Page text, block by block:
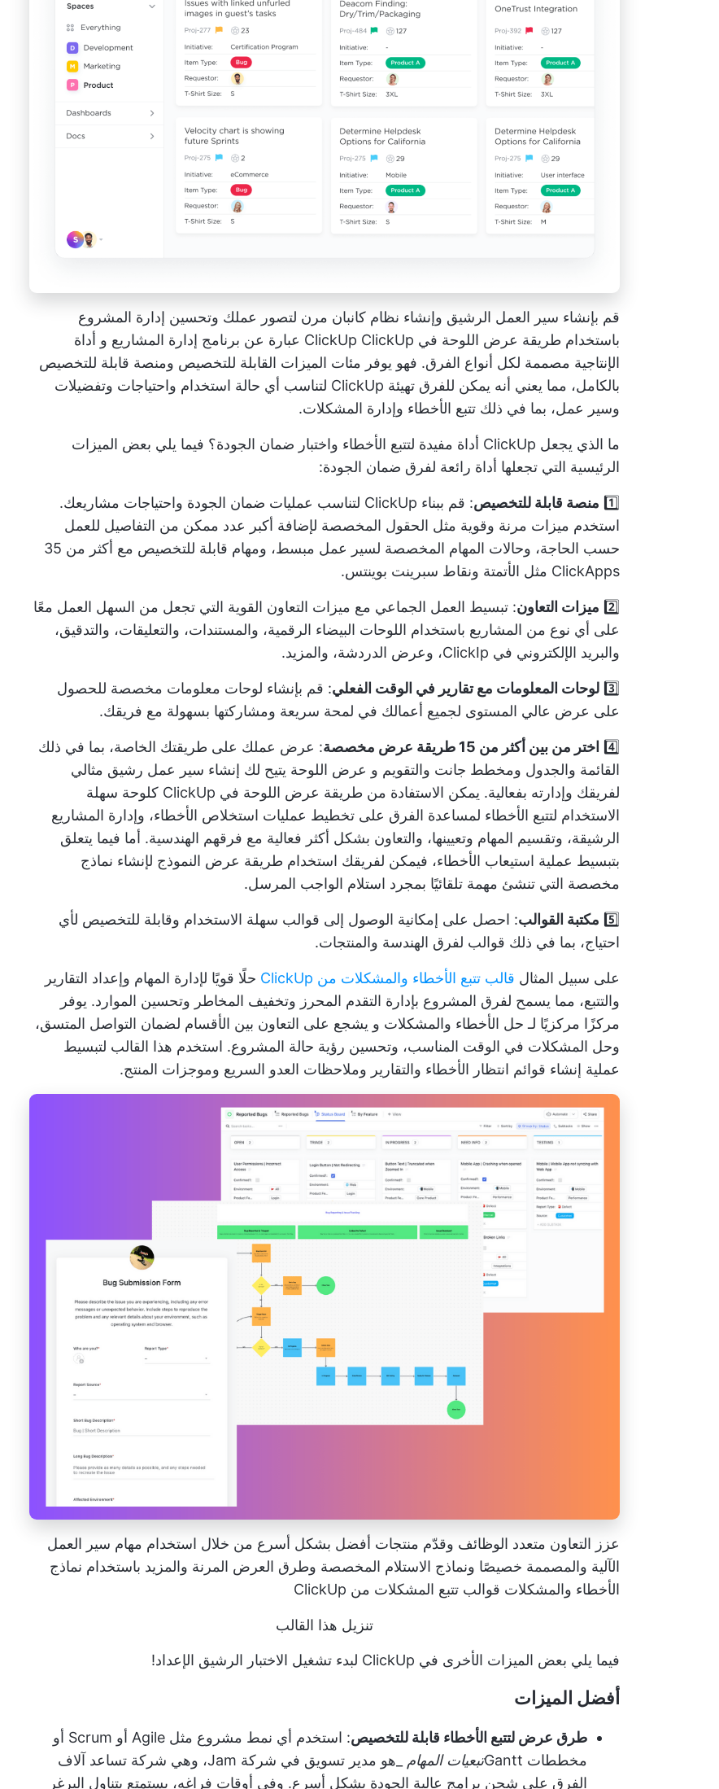
قم بإنشاء سير العمل الرشيق وإنشاء نظام كانبان مرن لتصور عملك وتحسين إدارة المشروع
باستخدام طريقة عرض اللوحة في ClickUp ClickUp عبارة عن برنامج إدارة المشاريع و أداة
الإنتاجية مصممة لكل أنواع الفرق. فهو يوفر مئات الميزات القابلة للتخصيص ومنصة قابلة للتخصيص
بالكامل، مما يعني أنه يمكن للفرق تهيئة ClickUp لتناسب أي حالة استخدام واحتياجات وتفضيلات
وسير عمل، بما في ذلك تتبع الأخطاء وإدارة المشكلات.
ما الذي يجعل ClickUp أداة مفيدة لتتبع الأخطاء واختبار ضمان الجودة؟ فيما يلي بعض الميزات
الرئيسية التي تجعلها أداة رائعة لفرق ضمان الجودة:
1️⃣ منصة قابلة للتخصيص
: قم ببناء ClickUp لتناسب عمليات ضمان الجودة واحتياجات مشاريعك.
استخدم ميزات مرنة وقوية مثل الحقول المخصصة لإضافة أكبر عدد ممكن من التفاصيل للعمل
حسب الحاجة، وحالات المهام المخصصة لسير عمل مبسط، ومهام قابلة للتخصيص مع أكثر من 35
ClickApps مثل الأتمتة ونقاط سبرينت بوينتس.
2️⃣ ميزات التعاون: تبسيط العمل الجماعي مع ميزات التعاون القوية التي تجعل من السهل العمل معًا
على أي نوع من المشاريع باستخدام اللوحات البيضاء الرقمية، والمستندات، والتعليقات، والتدقيق،
والبريد الإلكتروني في ClickIp، وعرض الدردشة، والمزيد.
3️⃣ لوحات المعلومات مع تقارير في الوقت الفعلي: قم بإنشاء لوحات معلومات مخصصة للحصول
على عرض عالي المستوى لجميع أعمالك في لمحة سريعة ومشاركتها بسهولة مع فريقك.
4️⃣ اختر من بين أكثر من 15 طريقة عرض مخصصة
: عرض عملك على طريقتك الخاصة، بما في ذلك
القائمة والجدول ومخطط جانت والتقويم و عرض اللوحة يتيح لك إنشاء سير عمل رشيق مثالي
لفريقك وإدارته بفعالية. يمكن الاستفادة من طريقة عرض اللوحة في ClickUp كلوحة سهلة
الاستخدام لتتبع الأخطاء لمساعدة الفرق على تخطيط عمليات استخلاص الأخطاء، وإدارة المشاريع
الرشيقة، وتقسيم المهام وتعيينها، والتعاون بشكل أكثر فعالية مع فرقهم الهندسية. أما فيما يتعلق
بتبسيط عملية استيعاب الأخطاء، فيمكن لفريقك استخدام طريقة عرض النموذج لإنشاء نماذج
مخصصة التي تنشئ مهمة تلقائيًا بمجرد استلام الواجب المرسل.
5️⃣ مكتبة القوالب: احصل على إمكانية الوصول إلى قوالب سهلة الاستخدام وقابلة للتخصيص لأي
احتياج، بما في ذلك قوالب لفرق الهندسة والمنتجات.
على سبيل المثال قالب تتبع الأخطاء والمشكلات من ClickUp
حلًا قويًا لإدارة المهام وإعداد التقارير
والتتبع، مما يسمح لفرق المشروع بإدارة التقدم المحرز وتخفيف المخاطر وتحسين الموارد. يوفر
مركزًا مركزيًا لـ حل الأخطاء والمشكلات و يشجع على التعاون بين الأقسام لضمان التواصل المتسق،
وحل المشكلات في الوقت المناسب، وتحسين رؤية حالة المشروع. استخدم هذا القالب لتبسيط
عملية إنشاء قوائم انتظار الأخطاء والتقارير وملاحظات العدو السريع وموجزات المنتج.
عزز التعاون متعدد الوظائف وقدّم منتجات أفضل بشكل أسرع من خلال استخدام مهام سير العمل
الآلية والمصممة خصيصًا ونماذج الاستلام المخصصة وطرق العرض المرنة والمزيد باستخدام نماذج
الأخطاء والمشكلات قوالب تتبع المشكلات من ClickUp
تنزيل هذا القالب
فيما يلي بعض الميزات الأخرى في ClickUp لبدء تشغيل الاختبار الرشيق الإعداد!
أفضل الميزات
طرق عرض لتتبع الأخطاء قابلة للتخصيص
: استخدم أي نمط مشروع مثل Agile أو Scrum أو
مخططات Gantt
تبعيات المهام
_هو مدير تسويق في شركة Jam، وهي شركة تساعد آلاف
الفرق على شحن برامج عالية الجودة بشكل أسرع. وفي أوقات فراغه، يستمتع بتناول البرغر